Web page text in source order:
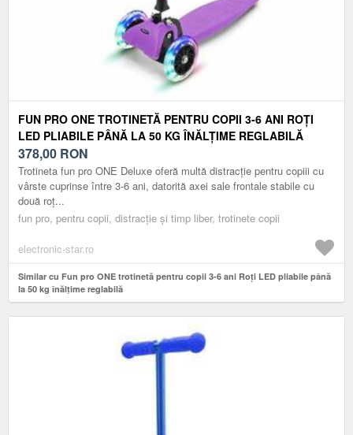
FUN PRO ONE TROTINETĂ PENTRU COPII 3-6 ANI ROȚI
LED PLIABILE PÂNĂ LA 50 KG ÎNĂLȚIME REGLABILĂ
378,00 RON
Trotineta fun pro ONE Deluxe oferă multă distracție pentru copiii cu
vârste cuprinse între 3-6 ani, datorită axei sale frontale stabile cu
două roț...
fun pro, pentru copii, distracție și timp liber, trotinete copii
electronic-star.ro
Similar cu Fun pro ONE trotinetă pentru copii 3-6 ani Roți LED pliabile până
la 50 kg înălțime reglabilă